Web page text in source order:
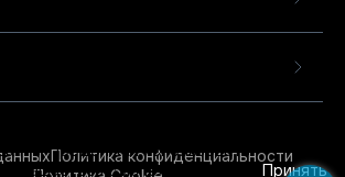
Политика конфиденциальности
Продолжая использовать
с использованием
Принять